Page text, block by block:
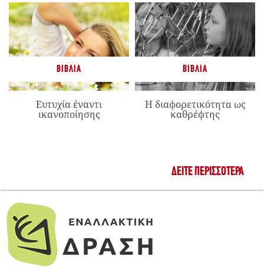
ΒΙΒΛΊΑ
Ευτυχία έναντι
ικανοποίησης
ΒΙΒΛΊΑ
Η διαφορετικότητα ως
καθρέφτης
ΔΕΊΤΕ ΠΕΡΙΣΣΌΤΕΡΑ